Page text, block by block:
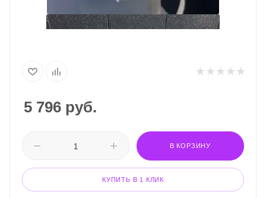
5 796 руб.
В КОРЗИНУ
КУПИТЬ В 1 КЛИК